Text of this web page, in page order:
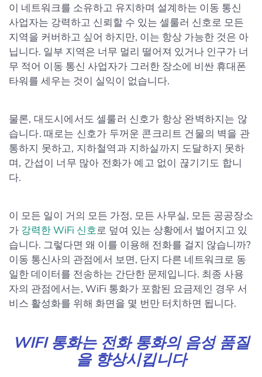
이 네트워크를 소유하고 유지하며 설계하는 이동 통신
사업자는 강력하고 신뢰할 수 있는 셀룰러 신호로 모든
지역을 커버하고 싶어 하지만, 이는 항상 가능한 것은 아
닙니다. 일부 지역은 너무 멀리 떨어져 있거나 인구가 너
무 적어 이동 통신 사업자가 그러한 장소에 비싼 휴대폰
타워를 세우는 것이 실익이 없습니다.
물론, 대도시에서도 셀룰러 신호가 항상 완벽하지는 않
습니다. 때로는 신호가 두꺼운 콘크리트 건물의 벽을 관
통하지 못하고, 지하철역과 지하실까지 도달하지 못하
며, 간섭이 너무 많아 전화가 예고 없이 끊기기도 합니
다.
이 모든 일이 거의 모든 가정, 모든 사무실, 모든 공공장소
가 강력한 WiFi 신호로 덮여 있는 상황에서 벌어지고 있
습니다. 그렇다면 왜 이를 이용해 전화를 걸지 않습니까?
이동 통신사의 관점에서 보면, 단지 다른 네트워크로 동
일한 데이터를 전송하는 간단한 문제입니다. 최종 사용
자의 관점에서는, WiFi 통화가 포함된 요금제인 경우 서
비스 활성화를 위해 화면을 몇 번만 터치하면 됩니다.
WIFI 통화는 전화 통화의 음성 품질
을 향상시킵니다